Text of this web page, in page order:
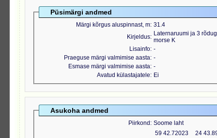
Püsimärgi andmed
Märgi kõrgus aluspinnast, m 31.4
Kirjeldus Laternaruumi ja 3
morse K
Lisainfo -
Praeguse märgi valmimise aasta -
Esmase märgi valmimise aasta -
Avatud külastajatele
Ei
Asukoha andmed
Piirkond Soome laht
59 42.72023
24